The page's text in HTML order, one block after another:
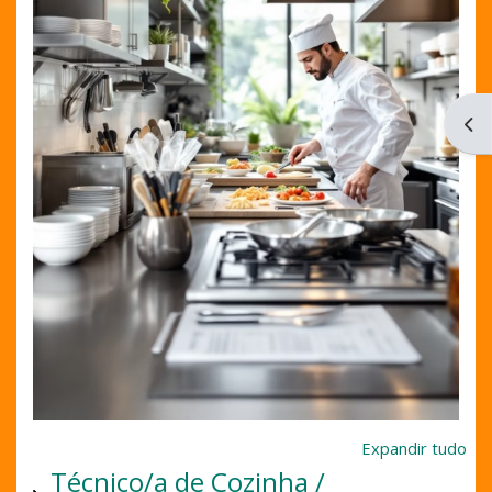
Expandir tudo
Técnico/a de Cozinha /